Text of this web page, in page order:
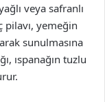
veya safranlı
pilavı, yemeğin
sunulmasına
ıspanağın tuzlu